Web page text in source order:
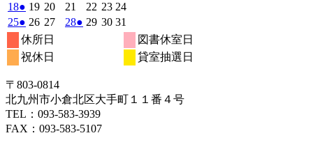
27
日
ベ
ン
ト)
28
日
29
日
ベ
30
日
ベ1
日
ベ2
日
3
日ン
ト)
月
4
日
の
イ
ベ
ン
ト)
月
5
日
の
イ
ベ
ン
ト)
月
6
日
の
イ 月
7
月
8
月
9
10
年
5
月
11
日
件
の
イ
ベ
ン
年
12
日
年
5
月
5
月
件
の
年
5
年
5
月
182026
年
5
月
18
● (1
件
の
イ
ベ
ト)
192026
年
5
月
19
202026
年
21
2026
年
22 2026
年
232026
年
242026
5
月
252026
年
5
月
日
● (1
件
の
イ
ベ
ン
ト)
262026
年
5
月
日
272026
日
282026
● (1
ン
ト)
292026
302026
31
年
5
休所日
図書休室日
祝休日
貸室抽選日
〒803‐0814
北九州市小倉北区大手町１１番４号
TEL：093‐583‐3939
FAX：093‐583‐5107